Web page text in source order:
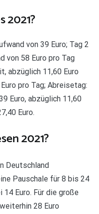
2021?
von 39 Euro; Tag 2
von 58 Euro pro Tag
abzüglich 11,60 Euro
pro Tag; Abreisetag:
Euro, abzüglich 11,60
Euro.
2021?
Deutschland
Pauschale für 8 bis 24
Euro. Für die große
28 Euro